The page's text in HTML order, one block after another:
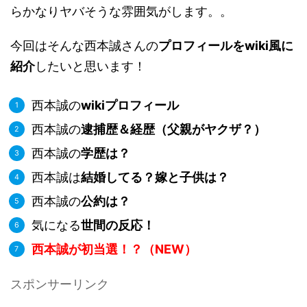
らかなりヤバそうな雰囲気がします。。
今回はそんな西本誠さんのプロフィールをwiki風に
紹介したいと思います！
西本誠のwikiプロフィール
西本誠の逮捕歴＆経歴（父親がヤクザ？）
西本誠の学歴は？
西本誠は結婚してる？嫁と子供は？
西本誠の公約は？
気になる世間の反応！
西本誠が初当選！？（NEW）
スポンサーリンク